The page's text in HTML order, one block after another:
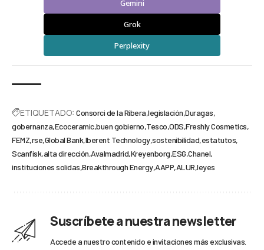
Gemini
Grok
Perplexity
ETIQUETADO: Consorci de la Ribera legislación Duragas
gobernanza Ecoceramic buen gobierno Tesco ODS Freshly Cosmetics
FEMZ rse Global Bank Iberent Technology sostenibilidad estatutos
Scanfisk alta dirección Avalmadrid Kreyenborg ESG Chanel
instituciones solidas Breakthrough Energy AAPP ALUR leyes
Suscríbete a nuestra newsletter
Accede a nuestro contenido e invitaciones más exclusivas.